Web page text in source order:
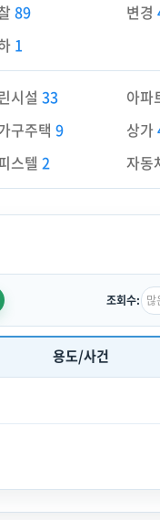
89 변경
1
시설 33 아
구주택 9 상가
스텔 2 자동
조회수: 많
용도/사건